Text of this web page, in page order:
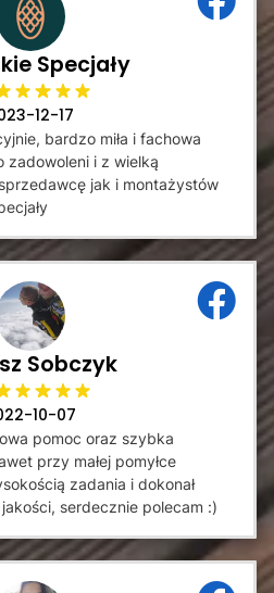
Specjały
12-17
bardzo miła i fachowa
zadowoleni i z wielką
jak i montażystów
Sobczyk
10-07
pomoc oraz szybka
przy małej pomyłce
zadania i dokonał
serdecznie polecam :)